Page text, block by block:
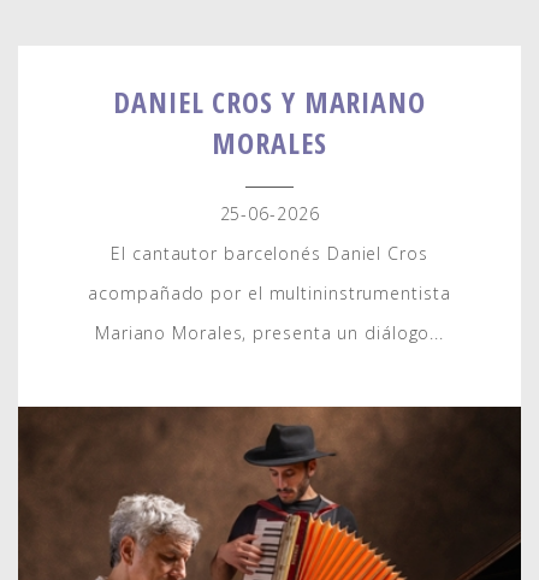
DANIEL CROS Y MARIANO
MORALES
25-06-2026
El cantautor barcelonés Daniel Cros
acompañado por el multininstrumentista
Mariano Morales, presenta un diálogo...